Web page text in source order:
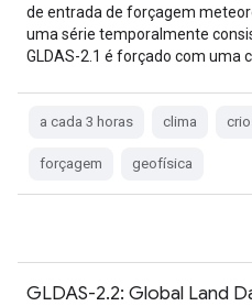
de entrada de forçagem
uma série temporalmente
GLDAS-2.1 é forçado com uma
a cada 3 horas clima
forçagem geofísica
GLDAS-2.2: Global Land